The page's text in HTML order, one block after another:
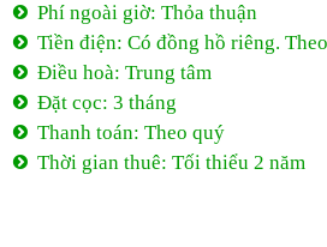
Phí ngoài giờ: Thỏa thuận
Tiền điện: Có đồng hồ riêng.
Điều hoà: Trung tâm
Đặt cọc: 3 tháng
Thanh toán: Theo quý
Thời gian thuê: Tối thiểu 2 năm